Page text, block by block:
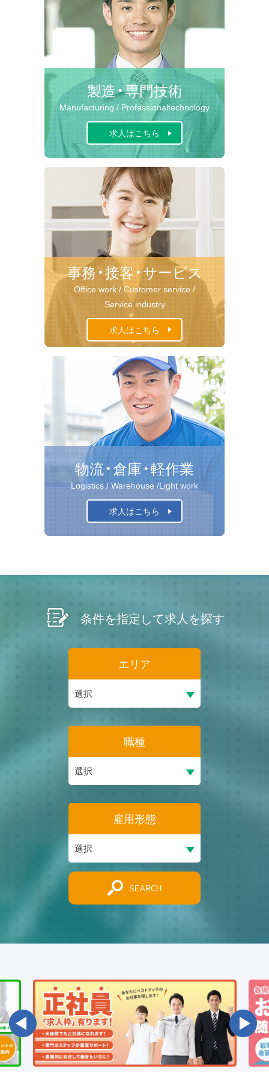
製造・専門技術
Manufacturing / Professionaltechnology
求人はこちら
事務・接客・サービス
Office work / Customer service /
Service industry
求人はこちら
物流・倉庫・軽作業
Logistics /Warehouse /Light work
求人はこちら
条件を指定して求人を探す
エリア
職種
雇用形態
SEARCH